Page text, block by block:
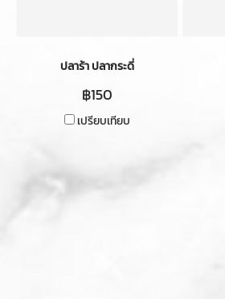
ปลาร้า ปลากระดี่
฿150
เปรียบเทียบ